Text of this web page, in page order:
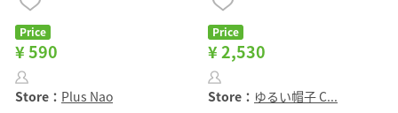
Price
¥ 590
Store： Plus Nao
Price
¥ 2,530
Store： ゆるい帽子 C...